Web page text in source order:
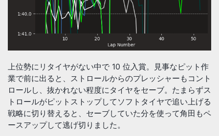
上位勢にリタイヤがない中で 10 位入賞。見事なピット作
業で前に出ると、ストロールからのプレッシャーもコント
ロールし、抜かれない程度にタイヤをセーブ。たまらずス
トロールがピットストップしてソフトタイヤで追い上げる
戦略に切り替えると、セーブしていた分を使って角田もペ
ースアップして逃げ切りました。